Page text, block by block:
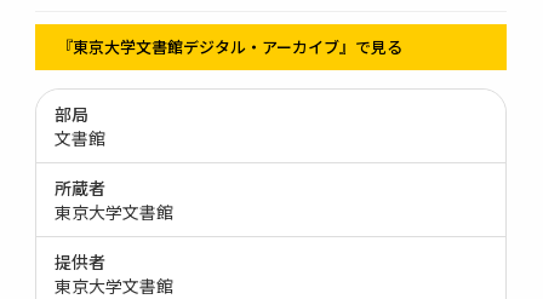
『東京大学文書館デジタル・アーカイブ』で見る
部局
文書館
所蔵者
東京大学文書館
提供者
東京大学文書館